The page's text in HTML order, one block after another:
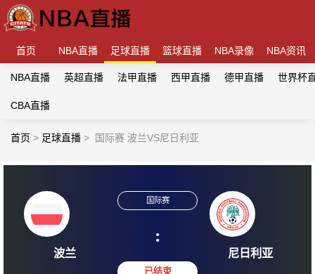
首页 NBA直播 足球直播 篮球直播 NBA录像 NBA资讯
NBA直播 英超直播 法甲直播 西甲直播 德甲直播 世界杯
CBA直播
首页 > 足球直播 > 国际赛 波兰VS尼日利亚